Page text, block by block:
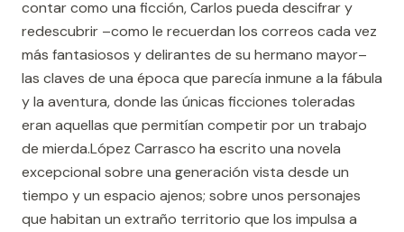
contar como una ficción, Carlos pueda descifrar y
redescubrir –como le recuerdan los correos cada vez
más fantasiosos y delirantes de su hermano mayor–
las claves de una época que parecía inmune a la fábula
y la aventura, donde las únicas ficciones toleradas
eran aquellas que permitían competir por un trabajo
de mierda.López Carrasco ha escrito una novela
excepcional sobre una generación vista desde un
tiempo y un espacio ajenos; sobre unos personajes
que habitan un extraño territorio que los impulsa a